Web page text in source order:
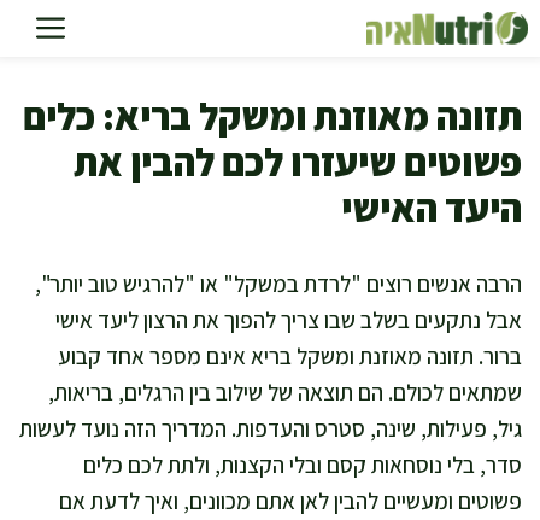
לדלג
לתוכן
תזונה מאוזנת ומשקל בריא: כלים
פשוטים שיעזרו לכם להבין את
היעד האישי
הרבה אנשים רוצים "לרדת במשקל" או "להרגיש טוב יותר",
אבל נתקעים בשלב שבו צריך להפוך את הרצון ליעד אישי
ברור. תזונה מאוזנת ומשקל בריא אינם מספר אחד קבוע
שמתאים לכולם. הם תוצאה של שילוב בין הרגלים, בריאות,
גיל, פעילות, שינה, סטרס והעדפות. המדריך הזה נועד לעשות
סדר, בלי נוסחאות קסם ובלי הקצנות, ולתת לכם כלים
פשוטים ומעשיים להבין לאן אתם מכוונים, ואיך לדעת אם